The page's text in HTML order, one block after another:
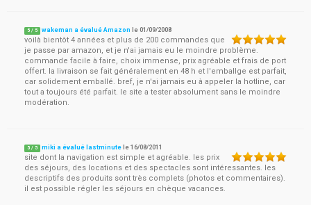
5 / 5 wakeman a évalué Amazon le01/09/2008
voilà bientôt 4 années et plus de 200 commandes que
je passe par amazon, et je n'ai jamais eu le moindre problème.
commande facile à faire, choix immense, prix agréable et frais de port
offert. la livraison se fait généralement en 48 h et l'emballge est parfait,
car solidement emballé. bref, je n'ai jamais eu à appeler la hotline, car
tout a toujours été parfait. le site a tester absolument sans le moindre
modération.
5 / 5 miki a évalué lastminute le16/08/2011
site dont la navigation est simple et agréable. les prix
des séjours, des locations et des spectacles sont intéressantes. les
descriptifs des produits sont très complets (photos et commentaires).
il est possible régler les séjours en chèque vacances.